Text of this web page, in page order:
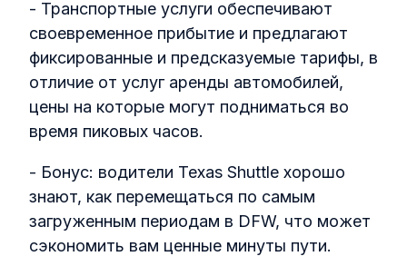
- Транспортные услуги обеспечивают
своевременное прибытие и предлагают
фиксированные и предсказуемые тарифы, в
отличие от услуг аренды автомобилей,
цены на которые могут подниматься во
время пиковых часов.
- Бонус: водители Texas Shuttle хорошо
знают, как перемещаться по самым
загруженным периодам в DFW, что может
сэкономить вам ценные минуты пути.